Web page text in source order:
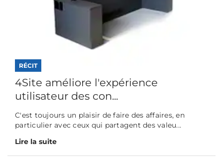
RÉCIT
4Site améliore l'expérience
utilisateur des con...
C'est toujours un plaisir de faire des affaires, en
particulier avec ceux qui partagent des valeu...
Lire la suite